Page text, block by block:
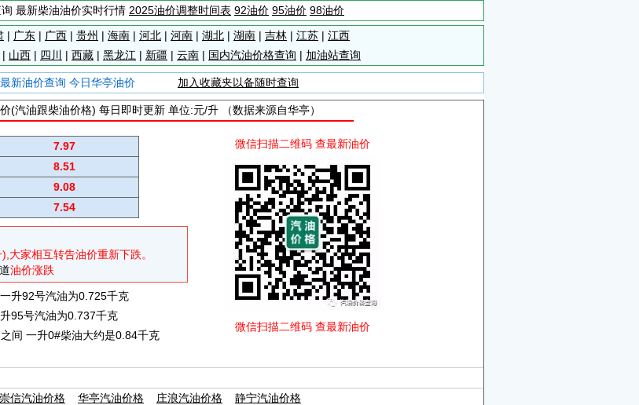
最新柴油油价实时行情 2025油价调整时间表 92油价 95油价 98油价
| 广东 | 广西 | 贵州 | 海南 | 河北 | 河南 | 湖北 | 湖南 | 吉林 | 江苏 | 江西
| 山西 | 四川 | 西藏 | 黑龙江 | 新疆 | 云南 | 国内汽油价格查询 | 加油站查询
新油价查询 今日华亭油价 加入收藏夹以备随时查询
(汽油跟柴油价格) 每日即时更新 单位:元/升 （数据来源自华亭）
7.97
8.51
9.08
7.54
家相互转告油价重新下跌。
油价涨跌
升92号汽油为0.725千克
95号汽油为0.737千克
间 一升0#柴油大约是0.84千克
微信扫描二维码 查最新油价
微信扫描二维码 查最新油价
崇信汽油价格 华亭汽油价格 庄浪汽油价格 静宁汽油价格